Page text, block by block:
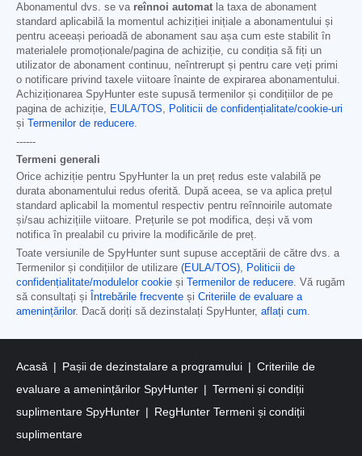
Abonamentul dvs. se va reînnoi automat la taxa de abonament
standard aplicabilă la momentul achiziției inițiale a abonamentului și
pentru aceeași perioadă de abonament sau așa cum este stabilit în
materialele promoționale/pagina de achiziție, cu condiția să fiți un
utilizator de abonament continuu, neîntrerupt și pentru care veți primi
o notificare privind taxele viitoare înainte de expirarea abonamentului.
Achiziționarea SpyHunter este supusă termenilor și condițiilor de pe
pagina de achiziție,
EULA/TOS
Politicii de confidențialitate/cookie-uri
și Termenilor de reducere
------
Termeni generali
Orice achiziție pentru SpyHunter la un preț redus este valabilă pe
durata abonamentului redus oferită. După aceea, se va aplica prețul
standard aplicabil la momentul respectiv pentru reînnoirile automate
și/sau achizițiile viitoare. Prețurile se pot modifica, deși vă vom
notifica în prealabil cu privire la modificările de preț.
Toate versiunile de SpyHunter sunt supuse acceptării de către dvs. a
Termenilor și condițiilor de utilizare (EULA/TOS)
Politicii de
confidențialitate/modulelor cookie și Termenilor de reducere . Vă rugăm
să consultați și
Întrebările frecvente și Criteriile de evaluare a
amenințărilor. Dacă doriți să dezinstalați SpyHunter, aflați cum
Acasă Pașii de dezinstalare a programului
Criteriile de
evaluare a amenințărilor SpyHunter
Termeni și condiții
suplimentare SpyHunter
RegHunter Termeni și condiții
suplimentare